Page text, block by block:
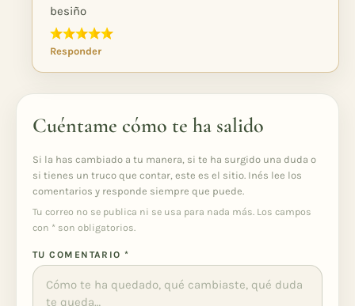
besiño
Responder
Cuéntame cómo te ha salido
Si la has cambiado a tu manera, si te ha surgido una duda o
si tienes un truco que contar, este es el sitio. Inés lee los
comentarios y responde siempre que puede.
Tu correo no se publica ni se usa para nada más. Los campos
con * son obligatorios.
TU COMENTARIO *